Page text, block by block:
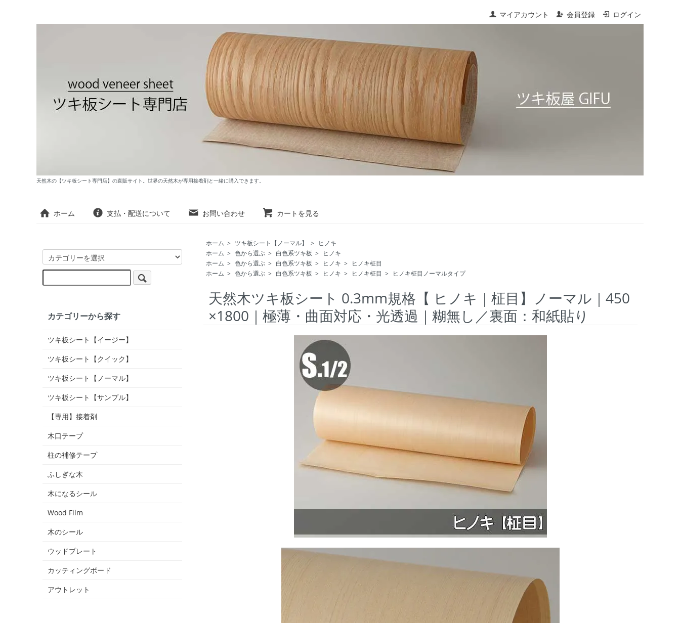
マイアカウント 会員登録 ログイン
天然木の【ツキ板シート専門店】の直販サイト。世界の天然木が専用接着剤と一緒に購入できます。
ホーム 支払・配送について お問い合わせ カートを見る
ホーム > ツキ板シート【ノーマル】 >
ヒノキ
ホーム > 色から選ぶ > 白色系ツキ板 >
ヒノキ
ホーム > 色から選ぶ > 白色系ツキ板 > ヒノキ >
ヒノキ柾目
ホーム > 色から選ぶ > 白色系ツキ板 > ヒノキ > ヒノキ柾目 > ヒノキ柾目ノーマルタイプ
天然木ツキ板シート 0.3mm規格【 ヒノキ｜柾目】ノーマル｜450
×1800｜極薄・曲面対応・光透過｜糊無し／裏面：和紙貼り
カテゴリーから探す
ツキ板シート【イージー】
ツキ板シート【クイック】
ツキ板シート【ノーマル】
ツキ板シート【サンプル】
【専用】接着剤
木口テープ
柱の補修テープ
ふしぎな木
木になるシール
Wood Film
木のシール
ウッドプレート
カッティングボード
アウトレット